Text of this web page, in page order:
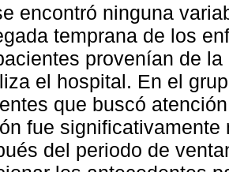
encontró ninguna
temprana de los
provenían de
el hospital. En el
que buscó
fue
del periodo de